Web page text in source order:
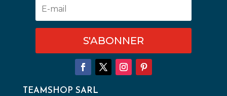
S'ABONNER
TEAMSHOP SARL